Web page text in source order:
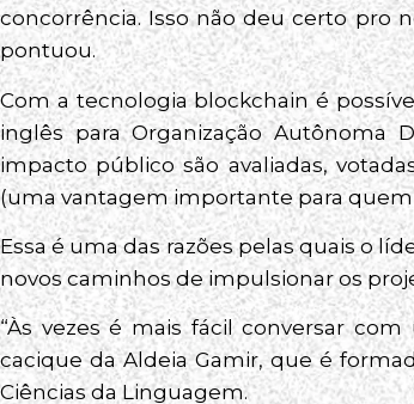
concorrência. Isso não deu certo pro
pontuou.
Com a tecnologia blockchain é
inglês para Organização Autônoma
impacto público são avaliadas,
(uma vantagem importante para quem
Essa é uma das razões pelas quais o
novos caminhos de impulsionar os
“Às vezes é mais fácil conversar
cacique da Aldeia Gamir, que é
Ciências da Linguagem.